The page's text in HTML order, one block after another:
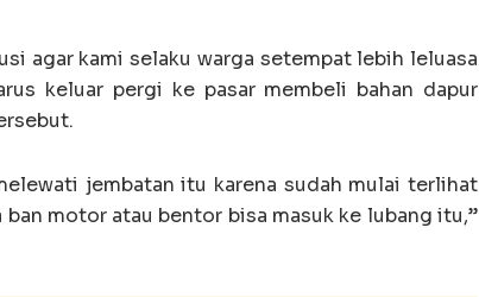
agar kami selaku warga setempat lebih leluasa
keluar pergi ke pasar membeli bahan dapur
jembatan itu karena sudah mulai terlihat
motor atau bentor bisa masuk ke lubang itu,”